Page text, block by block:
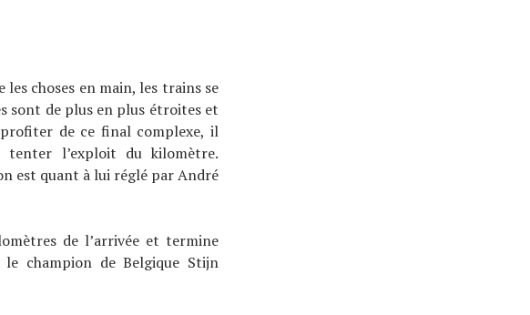
choses en main, les trains se
sont de plus en plus étroites et
de ce final complexe, il
l’exploit du kilomètre.
est quant à lui réglé par André
de l’arrivée et termine
champion de Belgique Stijn